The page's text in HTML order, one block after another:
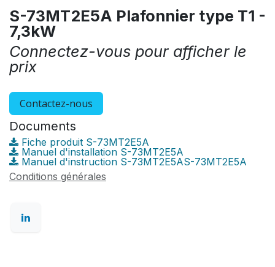
S-73MT2E5A Plafonnier type T1 -
7,3kW
Connectez-vous pour afficher le
prix
Contactez-nous
Documents
Fiche produit S-73MT2E5A
Manuel d'installation S-73MT2E5A
Manuel d'instruction S-73MT2E5AS-73MT2E5A
Conditions générales